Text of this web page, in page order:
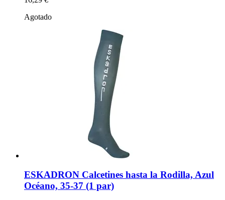
Agotado
ESKADRON Calcetines hasta la Rodilla, Azul
Océano, 35-​37 (1 par)